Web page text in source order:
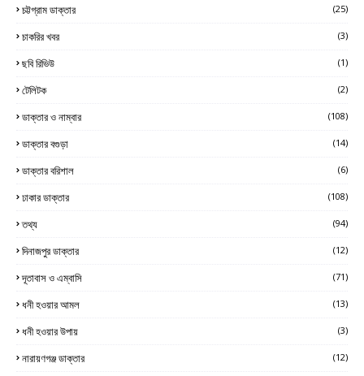
চট্টগ্রাম ডাক্তার (25)
চাকরির খবর (3)
ছবি রিভিউ (1)
টেলিটক (2)
ডাক্তার ও নাম্বার (108)
ডাক্তার বগুড়া (14)
ডাক্তার বরিশাল (6)
ঢাকার ডাক্তার (108)
তথ্য (94)
দিনাজপুর ডাক্তার (12)
দূতাবাস ও এম্বাসি (71)
ধনী হওয়ার আমল (13)
ধনী হওয়ার উপায় (3)
নারায়ণগঞ্জ ডাক্তার (12)